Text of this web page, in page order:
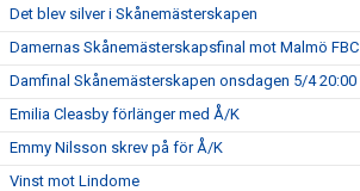
Det blev silver i Skånemästerskapen
Damernas Skånemästerskapsfinal mot Malmö FBC
Damfinal Skånemästerskapen onsdagen 5/4 20:00
Emilia Cleasby förlänger med Å/K
Emmy Nilsson skrev på för Å/K
Vinst mot Lindome